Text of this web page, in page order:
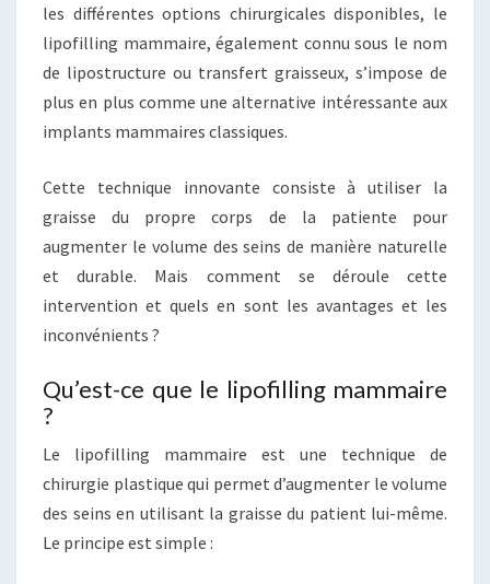
les différentes options chirurgicales disponibles, le
lipofilling mammaire, également connu sous le nom
de lipostructure ou transfert graisseux, s’impose de
plus en plus comme une alternative intéressante aux
implants mammaires classiques.
Cette technique innovante consiste à utiliser la
graisse du propre corps de la patiente pour
augmenter le volume des seins de manière naturelle
et durable. Mais comment se déroule cette
intervention et quels en sont les avantages et les
inconvénients ?
Qu’est-ce que le lipofilling mammaire
?
Le lipofilling mammaire est une technique de
chirurgie plastique qui permet d’augmenter le volume
des seins en utilisant la graisse du patient lui-même.
Le principe est simple :